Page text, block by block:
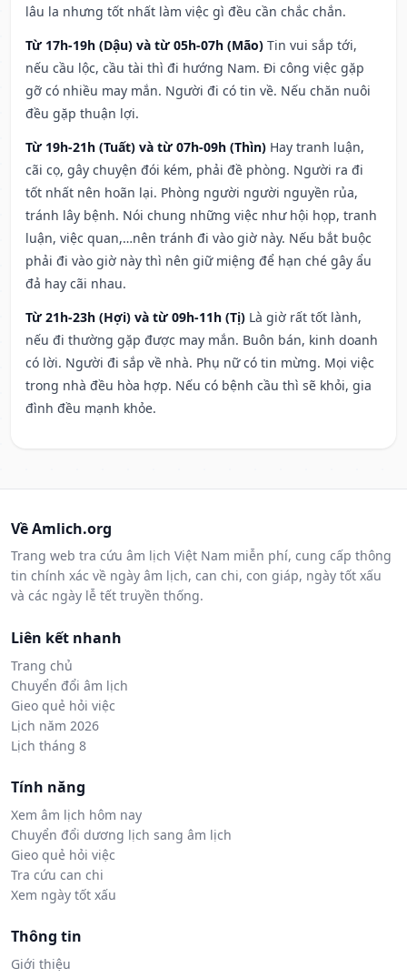
lâu la nhưng tốt nhất làm việc gì đều cần chắc chắn.
Từ 17h-19h (Dậu) và từ 05h-07h (Mão) Tin vui sắp tới,
nếu cầu lộc, cầu tài thì đi hướng Nam. Đi công việc gặp
gỡ có nhiều may mắn. Người đi có tin về. Nếu chăn nuôi
đều gặp thuận lợi.
Từ 19h-21h (Tuất) và từ 07h-09h (Thìn) Hay tranh luận,
cãi cọ, gây chuyện đói kém, phải đề phòng. Người ra đi
tốt nhất nên hoãn lại. Phòng người người nguyền rủa,
tránh lây bệnh. Nói chung những việc như hội họp, tranh
luận, việc quan,…nên tránh đi vào giờ này. Nếu bắt buộc
phải đi vào giờ này thì nên giữ miệng để hạn ché gây ẩu
đả hay cãi nhau.
Từ 21h-23h (Hợi) và từ 09h-11h (Tị) Là giờ rất tốt lành,
nếu đi thường gặp được may mắn. Buôn bán, kinh doanh
có lời. Người đi sắp về nhà. Phụ nữ có tin mừng. Mọi việc
trong nhà đều hòa hợp. Nếu có bệnh cầu thì sẽ khỏi, gia
đình đều mạnh khỏe.
Về Amlich.org
Trang web tra cứu âm lịch Việt Nam miễn phí, cung cấp thông
tin chính xác về ngày âm lịch, can chi, con giáp, ngày tốt xấu
và các ngày lễ tết truyền thống.
Liên kết nhanh
Trang chủ
Chuyển đổi âm lịch
Gieo quẻ hỏi việc
Lịch năm 2026
Lịch tháng 8
Tính năng
Xem âm lịch hôm nay
Chuyển đổi dương lịch sang âm lịch
Gieo quẻ hỏi việc
Tra cứu can chi
Xem ngày tốt xấu
Thông tin
Giới thiệu